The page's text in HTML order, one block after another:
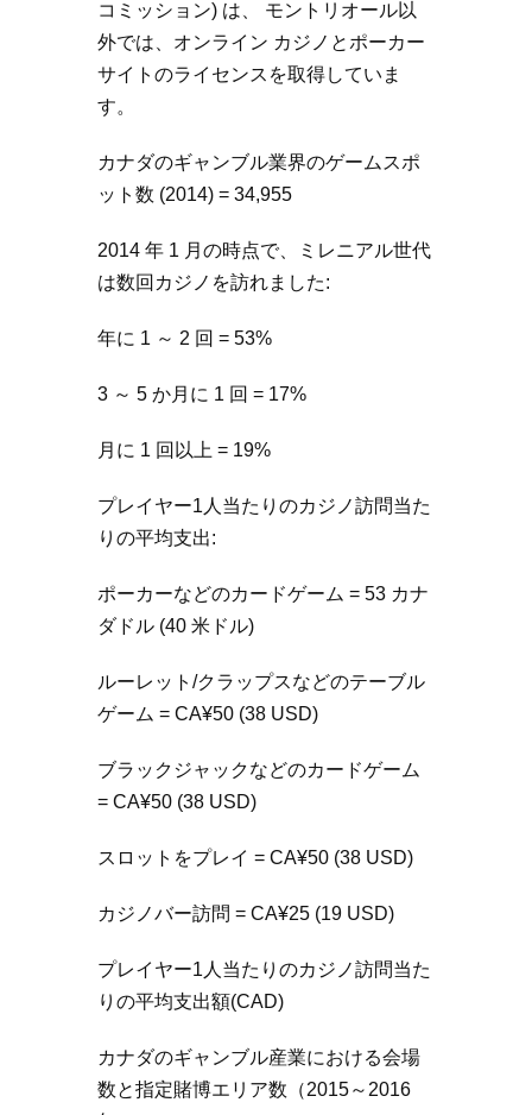
コミッション) は、 モントリオール以
外では、オンライン カジノとポーカー
サイトのライセンスを取得していま
す。
カナダのギャンブル業界のゲームスポ
ット数 (2014) = 34,955
2014 年 1 月の時点で、ミレニアル世代
は数回カジノを訪れました:
年に 1 ～ 2 回 = 53%
3 ～ 5 か月に 1 回 = 17%
月に 1 回以上 = 19%
プレイヤー1人当たりのカジノ訪問当た
りの平均支出:
ポーカーなどのカードゲーム = 53 カナ
ダドル (40 米ドル)
ルーレット/クラップスなどのテーブル
ゲーム = CA¥50 (38 USD)
ブラックジャックなどのカードゲーム
= CA¥50 (38 USD)
スロットをプレイ = CA¥50 (38 USD)
カジノバー訪問 = CA¥25 (19 USD)
プレイヤー1人当たりのカジノ訪問当た
りの平均支出額(CAD)
カナダのギャンブル産業における会場
数と指定賭博エリア数（2015～2016